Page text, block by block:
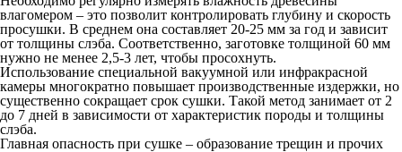
влагомером – это позволит контролировать глубину и скорость
просушки. В среднем она составляет 20-25 мм за год и зависит
от толщины слэба. Соответственно, заготовке толщиной 60 мм
нужно не менее 2,5-3 лет, чтобы просохнуть.
Использование специальной вакуумной или инфракрасной
камеры многократно повышает производственные издержки, но
существенно сокращает срок сушки. Такой метод занимает от 2
до 7 дней в зависимости от характеристик породы и толщины
слэба.
Главная опасность при сушке – образование трещин и прочих